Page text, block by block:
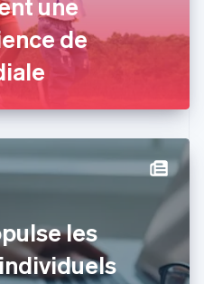
une
de
les